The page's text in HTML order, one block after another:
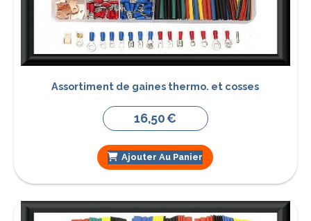
Assortiment de gaines thermo. et cosses
16,50€
Ajouter Au Panier